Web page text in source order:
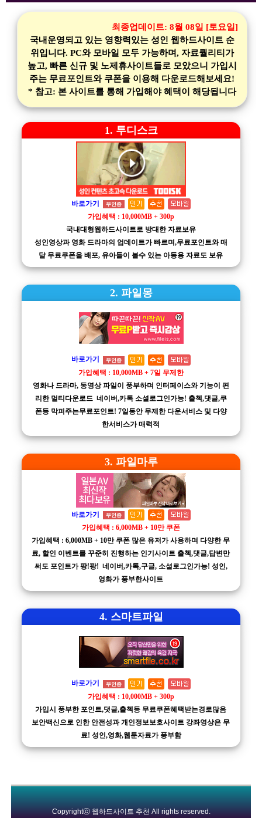
최종업데이트: 8월 08일 [토요일]
국내운영되고 있는 영향력있는 성인 웹하드사이트 순
위입니다. PC와 모바일 모두 가능하며, 자료퀄리티가
높고, 빠른 신규 및 노제휴사이트들로 모았으니 가입시
주는 무료포인트와 쿠폰을 이용해 다운로드해보세요!
* 참고: 본 사이트를 통해 가입해야 혜택이 해당됩니다
1. 투디스크
바로가기 무인증
가입혜택 : 10,000MB + 300p
국내대형웹하드사이트로 방대한 자료보유
성인영상과 영화 드라마의 업데이트가 빠르며,무료포인트와 매
달 무료쿠폰을 배포, 유아들이 볼수 있는 아동용 자료도 보유
2. 파일몽
바로가기 무인증
가입혜택 : 10,000MB + 7일 무제한
영화나 드라마, 동영상 파일이 풍부하며 인터페이스와 기능이 편
리한 멀티다운로드 네이버,카톡 소셜로그인가능! 출첵,댓글,쿠
폰등 막퍼주는무료포인트! 7일동안 무제한 다운서비스 및 다양
한서비스가 매력적
3. 파일마루
바로가기 무인증
가입혜택 : 6,000MB + 10만 쿠폰
가입혜택 : 6,000MB + 10만 쿠폰 많은 유저가 사용하며 다양한 무
료, 할인 이벤트를 꾸준히 진행하는 인기사이트 출첵,댓글,답변만
써도 포인트가 팡!팡! 네이버,카톡,구글, 소셜로그인가능! 성인,
영화가 풍부한사이트
4. 스마트파일
바로가기 무인증
가입혜택 : 10,000MB + 300p
가입시 풍부한 포인트,댓글,출첵등 무료쿠폰혜택받는경로많음
보안백신으로 인한 안전성과 개인정보보호사이트 강좌영상은 무
료! 성인,영화,웹툰자료가 풍부함
Copyrightⓒ 웹하드사이트 추천 All rights reserved.